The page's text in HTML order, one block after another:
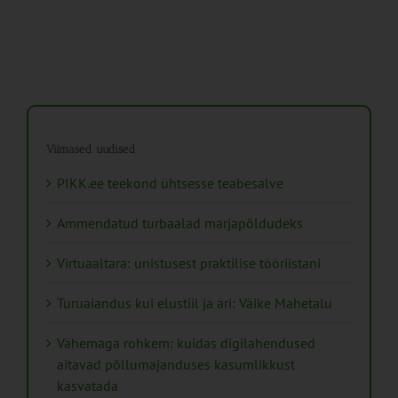
Viimased uudised
PIKK.ee teekond ühtsesse teabesalve
Ammendatud turbaalad marjapõldudeks
Virtuaaltara: unistusest praktilise tööriistani
Turuaiandus kui elustiil ja äri: Väike Mahetalu
Vähemaga rohkem: kuidas digilahendused
aitavad põllumajanduses kasumlikkust
kasvatada